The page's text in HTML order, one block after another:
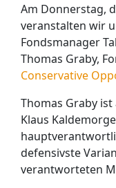
Am Donnerstag,
veranstalten wir
Fondsmanager
Thomas Graby,
Conservative
Thomas Graby
Klaus
defensivste
verantworteten